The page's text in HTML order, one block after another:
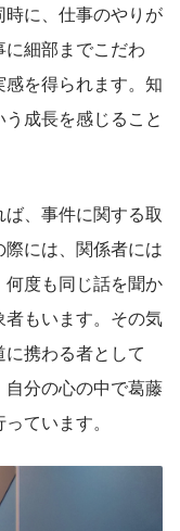
に、仕事のやりが
細部までこだわ
を得られます。知
成長を感じること
、事件に関する取
には、関係者には
度も同じ話を聞か
もいます。その気
携わる者として
分の心の中で葛藤
ています。